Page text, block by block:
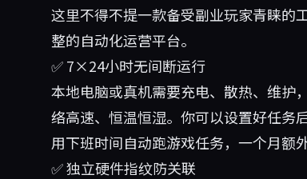
这里不得不提一款备受副业玩家青睐
整的自动化运营平台。
✅ 7×24小时无间断运行
本地电脑或真机需要充电、散热、维护
络高速、恒温恒湿。你可以设置好任务
用下班时间自动跑游戏任务，一个月额
✅ 独立硬件指纹防关联